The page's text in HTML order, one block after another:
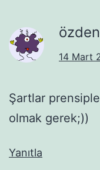
özden
14 Mart
Şartlar
olmak gerek;))
Yanıtla